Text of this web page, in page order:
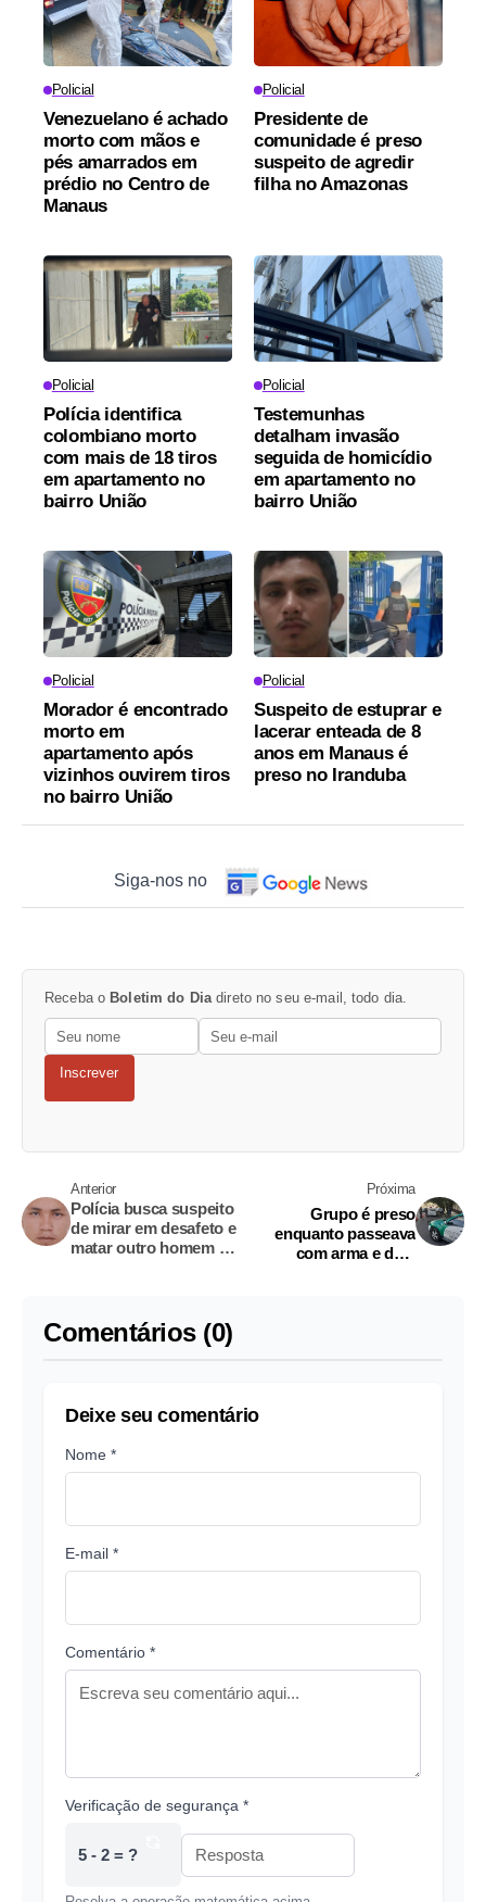
Policial
Venezuelano é achado
morto com mãos e
pés amarrados em
prédio no Centro de
Manaus
Policial
Presidente de
comunidade é preso
suspeito de agredir
filha no Amazonas
Policial
Polícia identifica
colombiano morto
com mais de 18 tiros
em apartamento no
bairro União
Policial
Testemunhas
detalham invasão
seguida de homicídio
em apartamento no
bairro União
Policial
Morador é encontrado
morto em
apartamento após
vizinhos ouvirem tiros
no bairro União
Policial
Suspeito de estuprar e
lacerar enteada de 8
anos em Manaus é
preso no Iranduba
Siga-nos no
Receba o Boletim do Dia direto no seu e-mail, todo dia.
Inscrever
Anterior
Polícia busca suspeito
de mirar em desafeto e
matar outro homem no
Próxima
Grupo é preso
enquanto passeava
com arma e dois
Comentários (0)
Deixe seu comentário
Nome *
E-mail *
Comentário *
Verificação de segurança *
5 - 2 = ?